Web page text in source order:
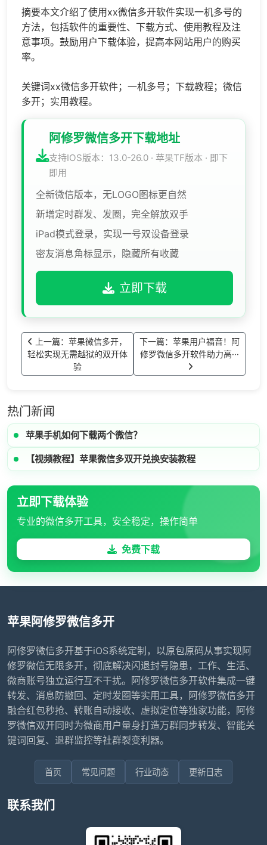
摘要本文介绍了使用xx微信多开软件实现一机多号的
方法，包括软件的重要性、下载方式、使用教程及注
意事项。鼓励用户下载体验，提高本网站用户的购买
率。
关键词xx微信多开软件；一机多号；下载教程；微信
多开；实用教程。
阿修罗微信多开下载地址
支持IOS版本：13.0-26.0 · 苹果TF版本 · 即下
即用
全新微信版本，无LOGO图标更自然
新增定时群发、发圈，完全解放双手
iPad模式登录，实现一号双设备登录
密友消息角标显示，隐藏所有收藏
立即下载
上一篇：苹果微信多开，
轻松实现无需越狱的双开体
验
下一篇：苹果用户福音！阿
修罗微信多开软件助力高···
热门新闻
苹果手机如何下载两个微信？
【视频教程】苹果微信多双开兑换安装教程
立即下载体验
专业的微信多开工具，安全稳定，操作简单
免费下载
苹果阿修罗微信多开
阿修罗微信多开基于iOS系统定制，以原包原码从事实现阿
修罗微信无限多开，彻底解决闪退封号隐患，工作、生活、
微商账号独立运行互不干扰。阿修罗微信多开软件集成一键
转发、消息防撤回、定时发圈等实用工具，阿修罗微信多开
融合红包秒抢、转账自动接收、虚拟定位等独家功能，阿修
罗微信双开同时为微商用户量身打造万群同步转发、智能关
键词回复、退群监控等社群裂变利器。
首页 常见问题 行业动态 更新日志
联系我们